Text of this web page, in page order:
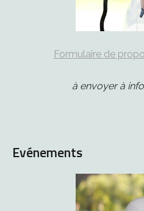
Formulaire de
à envoyer à
Evénements